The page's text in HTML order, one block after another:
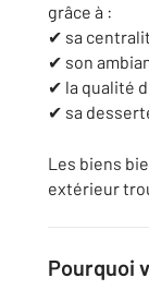
grâce à :
✔ sa
✔ son
✔ la qualité
✔ sa
Les biens
extérieur
Pourquoi